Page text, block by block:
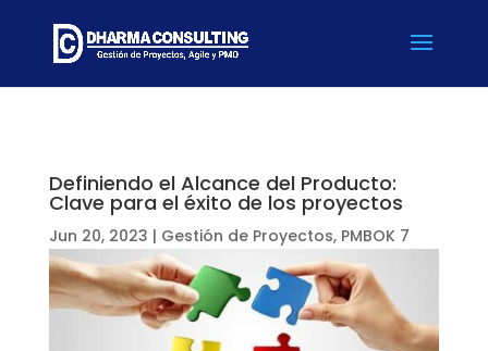
Definiendo el Alcance del Producto:
Clave para el éxito de los proyectos
Jun 20, 2023 | Gestión de Proyectos, PMBOK 7